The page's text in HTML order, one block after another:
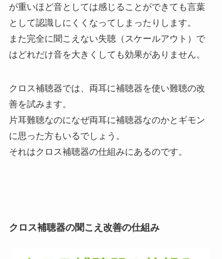
が重いほど音としては感じることができても言葉
として認識しにくくなってしまったりします。
また完全に聞こえない失聴（スケールアウト）で
はどれだけ音を大きくしても効果がありません。
クロス補聴器では、両耳に補聴器を使い難聴の改
善を試みます。
片耳難聴なのになぜ両耳に補聴器なのかとギモン
に思った方もいるでしょう。
それはクロス補聴器の仕組みにあるのです。
クロス補聴器の聞こえ改善の仕組み